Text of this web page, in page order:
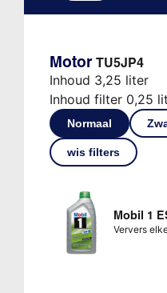
Motor TU5JP4
Inhoud 3,25 liter
Inhoud filter 0,25
Normaal
wis filters
Mobil 1
Ververs